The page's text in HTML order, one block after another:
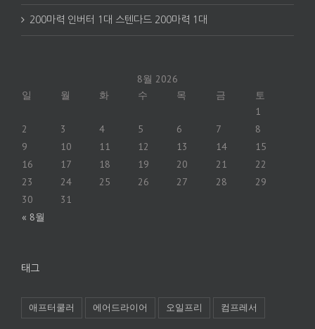
200마력 인버터 1대 스텐다드 200마력 1대
8월 2026
일 월 화 수 목 금 토
« 8월
1
2
3 4 5 6 7
8
9
10 11 12 13 14
15
16
17 18 19 20 21
22
23
24 25 26 27 28
29
30
31
태그
애프터쿨러 에어드라이어 오일프리 컴프레서